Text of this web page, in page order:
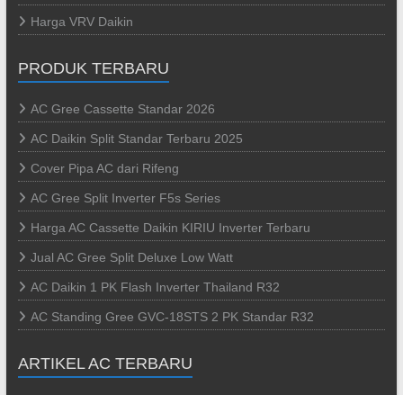
Harga VRV Daikin
PRODUK TERBARU
AC Gree Cassette Standar 2026
AC Daikin Split Standar Terbaru 2025
Cover Pipa AC dari Rifeng
AC Gree Split Inverter F5s Series
Harga AC Cassette Daikin KIRIU Inverter Terbaru
Jual AC Gree Split Deluxe Low Watt
AC Daikin 1 PK Flash Inverter Thailand R32
AC Standing Gree GVC-18STS 2 PK Standar R32
ARTIKEL AC TERBARU